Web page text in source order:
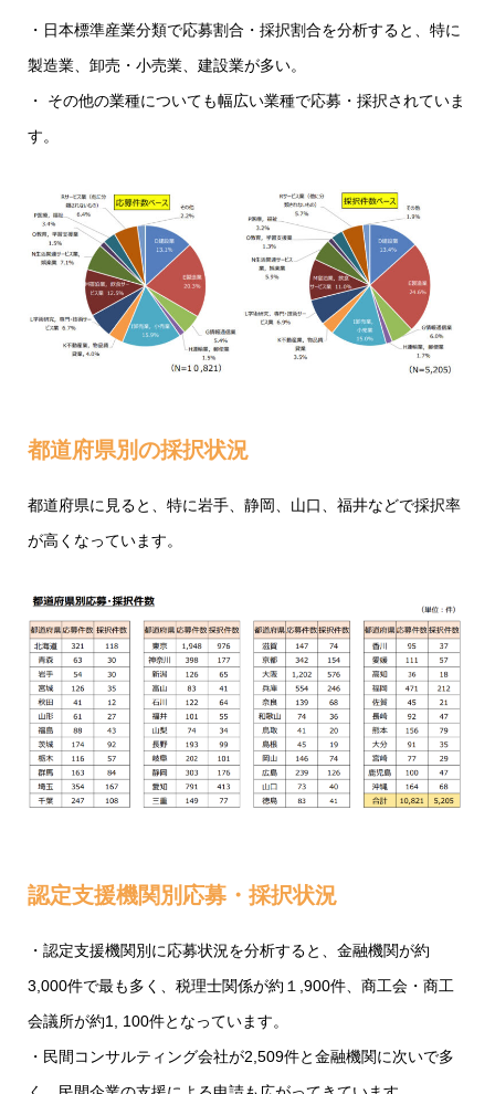
・日本標準産業分類で応募割合・採択割合を分析すると、特に
製造業、卸売・小売業、建設業が多い。
・ その他の業種についても幅広い業種で応募・採択されていま
す。
都道府県別の採択状況
都道府県に見ると、特に岩手、静岡、山口、福井などで採択率
が高くなっています。
認定支援機関別応募・採択状況
・認定支援機関別に応募状況を分析すると、金融機関が約
3,000件で最も多く、税理士関係が約１,900件、商工会・商工
会議所が約1, 100件となっています。
・民間コンサルティング会社が2,509件と金融機関に次いで多